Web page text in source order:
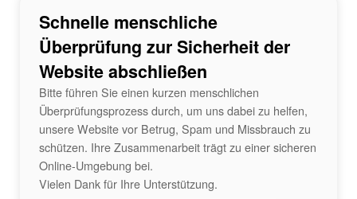
Schnelle menschliche
Überprüfung zur Sicherheit der
Website abschließen
Bitte führen Sie einen kurzen menschlichen
Überprüfungsprozess durch, um uns dabei zu helfen,
unsere Website vor Betrug, Spam und Missbrauch zu
schützen. Ihre Zusammenarbeit trägt zu einer sicheren
Online-Umgebung bei.
Vielen Dank für Ihre Unterstützung.